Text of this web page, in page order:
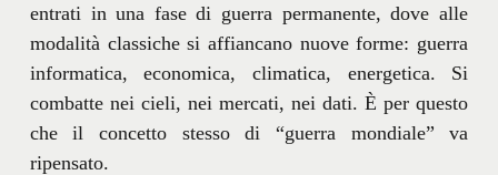
entrati in una fase di guerra permanente, dove alle
modalità classiche si affiancano nuove forme: guerra
informatica, economica, climatica, energetica. Si
combatte nei cieli, nei mercati, nei dati. È per questo
che il concetto stesso di “guerra mondiale” va
ripensato.